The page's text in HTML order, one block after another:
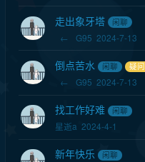
走出象牙塔 闲聊
← G95 2024-7-13
倒点苦水 闲聊 疑问
← G95 2024-7-13
找工作好难 闲聊
星逝a 2024-4-1
新年快乐 闲聊